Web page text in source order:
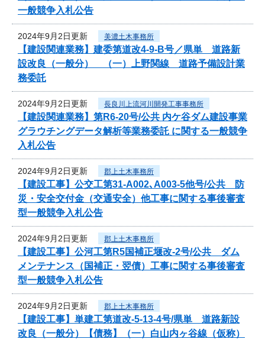
一般競争入札公告
2024年9月2日更新 美濃土木事務所
【建設関連業務】建委第道改4-9-B号／県単 道路新
設改良（一般分） （一）上野関線 道路予備設計業
務委託
2024年9月2日更新 長良川上流河川開発工事事務所
【建設関連業務】第R6-20号/公共 内ケ谷ダム建設事業
グラウチングデータ解析等業務委託 に関する一般競争
入札公告
2024年9月2日更新 郡上土木事務所
【建設工事】公交工第31-A002､A003-5他号/公共 防
災・安全交付金（交通安全）他工事に関する事後審査
型一般競争入札公告
2024年9月2日更新 郡上土木事務所
【建設工事】公河工第R5国補正堰改-2号/公共 ダム
メンテナンス（国補正・翌債）工事に関する事後審査
型一般競争入札公告
2024年9月2日更新 郡上土木事務所
【建設工事】単建工第道改-5-13-4号/県単 道路新設
改良（一般分）【債務】（一）白山内ヶ谷線（仮称）